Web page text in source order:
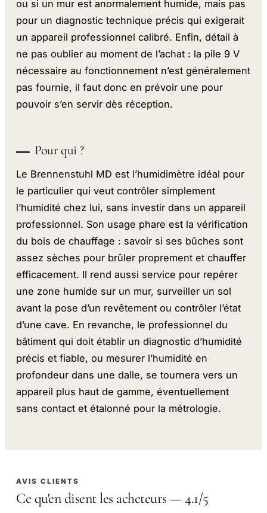
ou si un mur est anormalement humide, mais pas
pour un diagnostic technique précis qui exigerait
un appareil professionnel calibré. Enfin, détail à
ne pas oublier au moment de l’achat : la pile 9 V
nécessaire au fonctionnement n’est généralement
pas fournie, il faut donc en prévoir une pour
pouvoir s’en servir dès réception.
Pour qui ?
Le Brennenstuhl MD est l’humidimètre idéal pour
le particulier qui veut contrôler simplement
l’humidité chez lui, sans investir dans un appareil
professionnel. Son usage phare est la vérification
du bois de chauffage : savoir si ses bûches sont
assez sèches pour brûler proprement et chauffer
efficacement. Il rend aussi service pour repérer
une zone humide sur un mur, surveiller un sol
avant la pose d’un revêtement ou contrôler l’état
d’une cave. En revanche, le professionnel du
bâtiment qui doit établir un diagnostic d’humidité
précis et fiable, ou mesurer l’humidité en
profondeur dans une dalle, se tournera vers un
appareil plus haut de gamme, éventuellement
sans contact et étalonné pour la métrologie.
AVIS CLIENTS
Ce qu'en disent les acheteurs — 4.1/5